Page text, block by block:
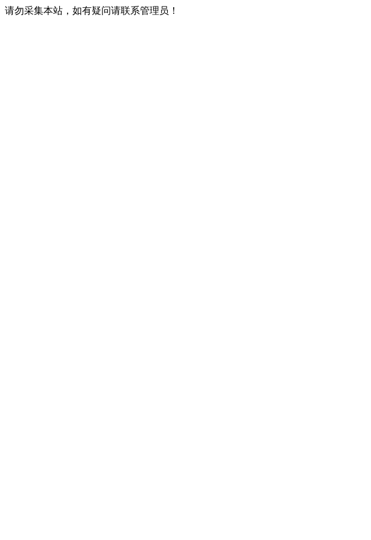
请勿采集本站，如有疑问请联系管理员！